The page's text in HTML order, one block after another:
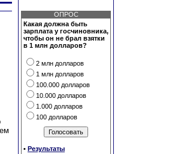
ОПРОС
Какая должна быть
зарплата у госчиновника,
чтобы он не брал взятки
в 1 млн долларов?
2 млн долларов
1 млн долларов
100.000 долларов
10.000 долларов
1.000 долларов
100 долларов
• Результаты